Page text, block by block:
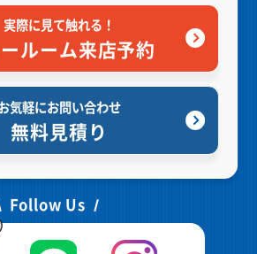
実際に見て触れる！
ルーム来店予約
気軽にお問い合わせ
無料見積り
Follow Us